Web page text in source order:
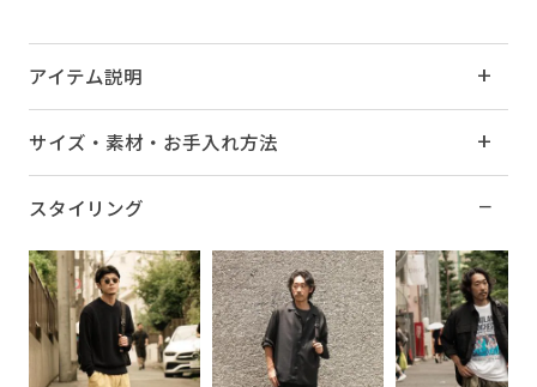
アイテム説明
サイズ・素材・お手入れ方法
スタイリング